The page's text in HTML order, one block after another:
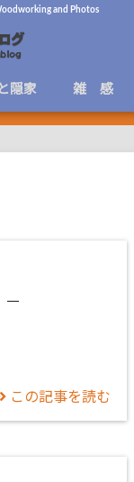
and Photos
隠家 雑 感
－
この記事を読む